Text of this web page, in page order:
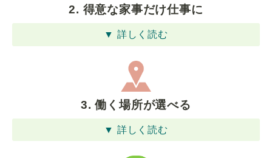
2. 得意な家事だけ仕事に
▼ 詳しく読む
3. 働く場所が選べる
▼ 詳しく読む